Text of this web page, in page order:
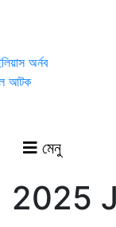
মেনু
2025